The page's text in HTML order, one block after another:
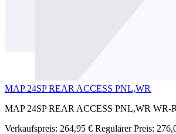
MAP 24SP REAR ACCESS PNL,WR
MAP 24SP REAR ACCESS PNL,WR WR-
Verkaufspreis: 264,95 € Regulärer Preis: